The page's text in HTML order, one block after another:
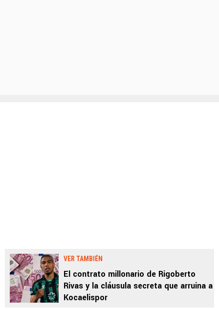
VER TAMBIÉN
El contrato millonario de Rigoberto
Rivas y la cláusula secreta que arruina a
Kocaelispor